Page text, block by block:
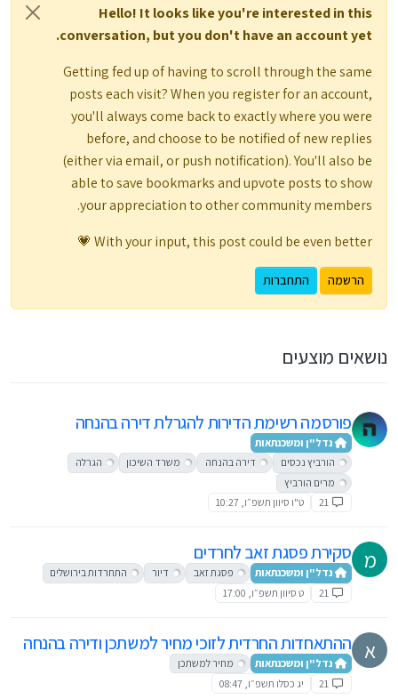
Hello! It looks like you're interested in this
conversation, but you don't have an account yet.
Getting fed up of having to scroll through the same
posts each visit? When you register for an account,
you'll always come back to exactly where you were
before, and choose to be notified of new replies
(either via email, or push notification). You'll also be
able to save bookmarks and upvote posts to show
your appreciation to other community members.
With your input, this post could be even better 💗
הרשמה התחברות
נושאים מוצעים
פורסמה רשימת הדירות להגרלת דירה בהנחה
נדל"ן ומשכנתאות
הורביץ נכסים
דירה בהנחה משרד השיכון
הגרלה
מרים הורביץ
21
ט"ו סיוון תשפ״ו, 10:27
מ סקירת פסגת זאב לחרדים
נדל"ן ומשכנתאות פסגת זאב דיור
התחרדות בירושלים
21
ט סיוון תשפ״ו, 17:00
א ההתאחדות החרדית לזוכי מחיר למשתכן ודירה בהנחה
נדל"ן ומשכנתאות
מחיר למשתכן
21
יג כסלו תשפ״ו, 08:47